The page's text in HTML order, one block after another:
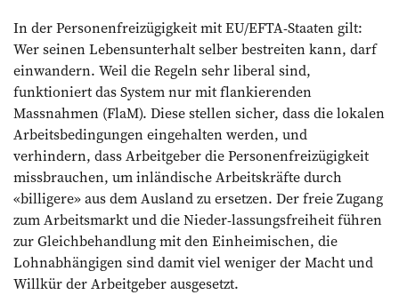
In der Personenfreizügigkeit mit EU/EFTA-Staaten gilt:
Wer seinen Lebensunterhalt selber bestreiten kann, darf
einwandern. Weil die Regeln sehr liberal sind,
funktioniert das System nur mit flankierenden
Massnahmen (FlaM). Diese stellen sicher, dass die lokalen
Arbeitsbedingungen eingehalten werden, und
verhindern, dass Arbeitgeber die Personenfreizügigkeit
missbrauchen, um inländische Arbeitskräfte durch
«billigere» aus dem Ausland zu ersetzen. Der freie Zugang
zum Arbeitsmarkt und die Nieder-lassungsfreiheit führen
zur Gleichbehandlung mit den Einheimischen, die
Lohnabhängigen sind damit viel weniger der Macht und
Willkür der Arbeitgeber ausgesetzt.